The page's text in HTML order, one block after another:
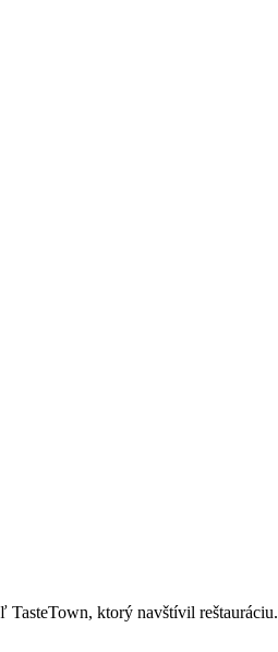
TasteTown, ktorý navštívil reštauráciu.